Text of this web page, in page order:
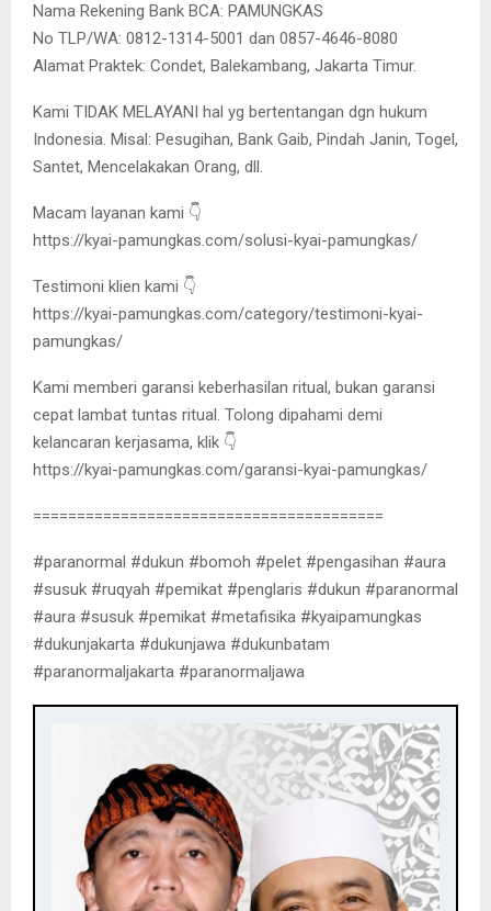
Nama Rekening Bank BCA: PAMUNGKAS
No TLP/WA: 0812-1314-5001 dan 0857-4646-8080
Alamat Praktek: Condet, Balekambang, Jakarta Timur.
Kami TIDAK MELAYANI hal yg bertentangan dgn hukum
Indonesia. Misal: Pesugihan, Bank Gaib, Pindah Janin, Togel,
Santet, Mencelakakan Orang, dll.
Macam layanan kami 👇
https://kyai-pamungkas.com/solusi-kyai-pamungkas/
Testimoni klien kami 👇
https://kyai-pamungkas.com/category/testimoni-kyai-
pamungkas/
Kami memberi garansi keberhasilan ritual, bukan garansi
cepat lambat tuntas ritual. Tolong dipahami demi
kelancaran kerjasama, klik 👇
https://kyai-pamungkas.com/garansi-kyai-pamungkas/
========================================
#paranormal #dukun #bomoh #pelet #pengasihan #aura
#susuk #ruqyah #pemikat #penglaris #dukun #paranormal
#aura #susuk #pemikat #metafisika #kyaipamungkas
#dukunjakarta #dukunjawa #dukunbatam
#paranormaljakarta #paranormaljawa